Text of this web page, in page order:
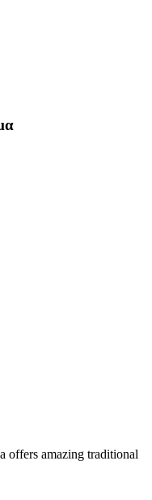
offers amazing traditional